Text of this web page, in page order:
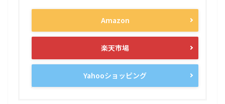
Amazon
楽天市場
Yahooショッピング